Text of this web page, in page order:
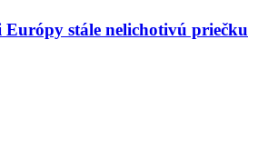
Európy stále nelichotivú priečku